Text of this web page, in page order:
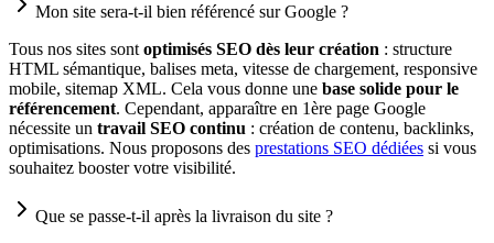
Mon site sera-t-il bien référencé sur Google ?
Tous nos sites sont optimisés SEO dès leur création : structure
HTML sémantique, balises meta, vitesse de chargement, responsive
mobile, sitemap XML. Cela vous donne une base solide pour le
référencement. Cependant, apparaître en 1ère page Google
nécessite un travail SEO continu : création de contenu, backlinks,
optimisations. Nous proposons des prestations SEO dédiées si vous
souhaitez booster votre visibilité.
Que se passe-t-il après la livraison du site ?